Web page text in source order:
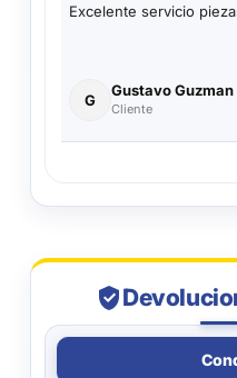
Excelente servicio
G
Gustavo
Cliente